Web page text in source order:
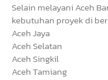
Selain melayani Aceh
kebutuhan proyek di
Aceh Jaya
Aceh Selatan
Aceh Singkil
Aceh Tamiang